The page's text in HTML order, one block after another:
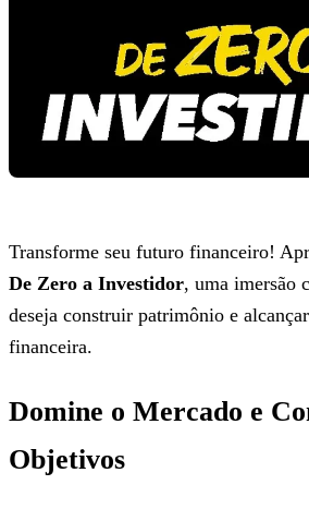
Transforme seu futuro financeiro!
De Zero a Investidor, uma imersão
deseja construir patrimônio e
financeira.
Domine o Mercado e
Objetivos